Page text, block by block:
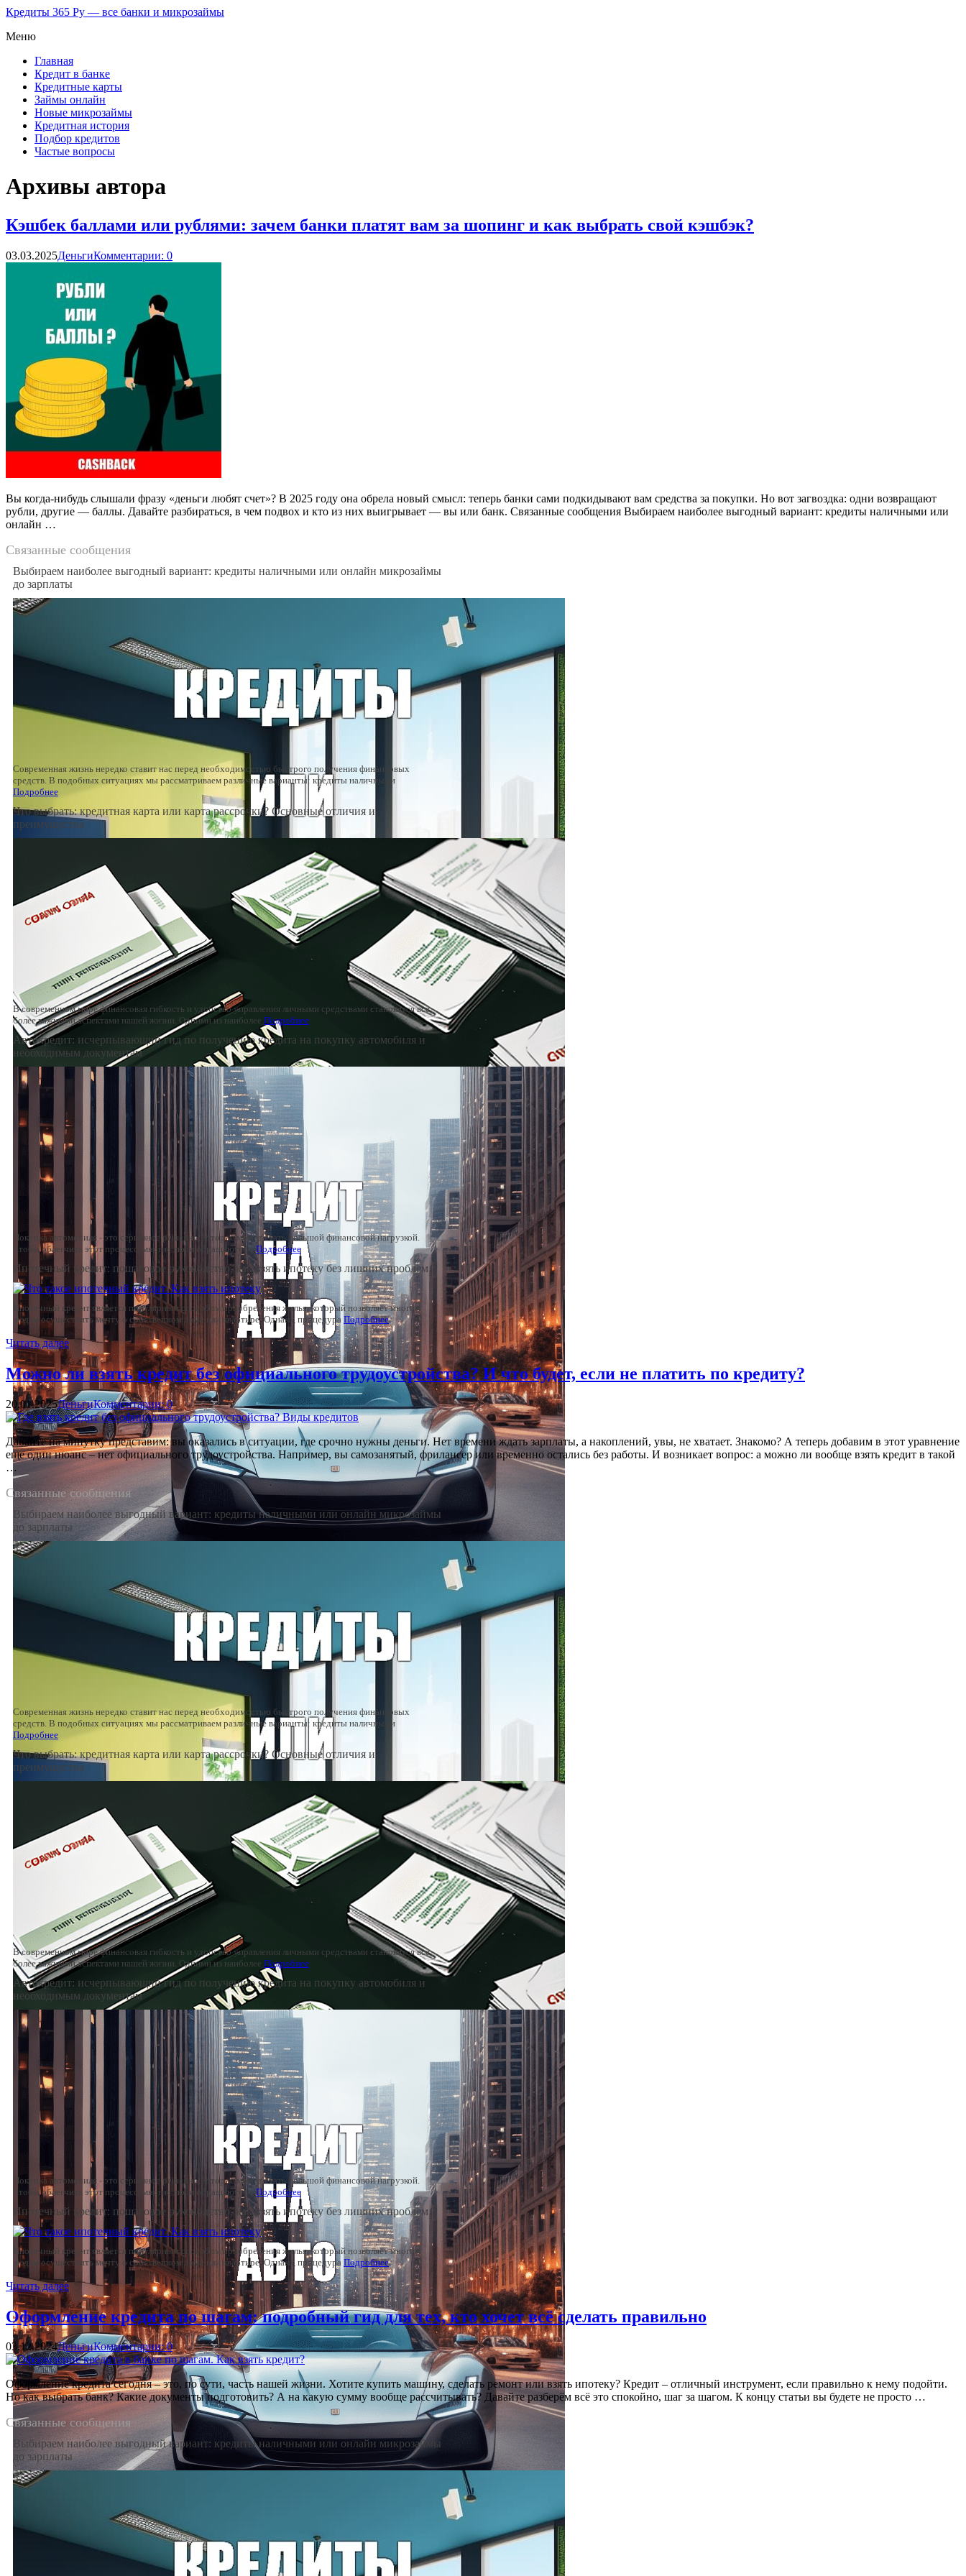
Кредиты 365 Ру — все банки и микрозаймы
Меню
Главная
Кредит в банке
Кредитные карты
Займы онлайн
Новые микрозаймы
Кредитная история
Подбор кредитов
Частые вопросы
Архивы автора
Кэшбек баллами или рублями: зачем банки платят вам за шопинг и как выбрать свой кэшбэк?
03.03.2025ДеньгиКомментарии: 0
Вы когда-нибудь слышали фразу «деньги любят счет»? В 2025 году она обрела новый смысл: теперь банки сами подкидывают вам средства за покупки. Но вот загвоздка: одни возвращают
рубли, другие — баллы. Давайте разбираться, в чем подвох и кто из них выигрывает — вы или банк. Связанные сообщения Выбираем наиболее выгодный вариант: кредиты наличными или
онлайн …
Связанные сообщения
Выбираем наиболее выгодный вариант: кредиты наличными или онлайн микрозаймы
до зарплаты
Современная жизнь нередко ставит нас перед необходимостью быстрого получения финансовых
средств. В подобных ситуациях мы рассматриваем различные варианты: кредиты наличными
Подробнее
Что выбрать: кредитная карта или карта рассрочки? Основные отличия и
преимущества
В современном мире финансовая гибкость и удобство управления личными средствами становятся все
более важными аспектами нашей жизни. Одними из наиболее Подробнее
Автокредит: исчерпывающий гид по получению кредита на покупку автомобиля и
необходимым документам
Покупка автомобиля - это серьезное решение, которое может стать большой финансовой нагрузкой.
Чтобы облегчить этот процесс, многие люди обращаются кПодробнее
Ипотечный кредит: пошаговое руководство, как взять ипотеку без лишних проблем
Ипотечный кредит является популярным способом приобретения жилья, который позволяет многим
людям осуществить мечту о собственном доме или квартире. Однако, процедура Подробнее
Читать далее
Можно ли взять кредит без официального трудоустройства? И что будет, если не платить по кредиту?
20.01.2025ДеньгиКомментарии: 0
Давайте на минутку представим: вы оказались в ситуации, где срочно нужны деньги. Нет времени ждать зарплаты, а накоплений, увы, не хватает. Знакомо? А теперь добавим в этот уравнение
еще один нюанс – нет официального трудоустройства. Например, вы самозанятый, фрилансер или временно остались без работы. И возникает вопрос: а можно ли вообще взять кредит в такой
…
Связанные сообщения
Выбираем наиболее выгодный вариант: кредиты наличными или онлайн микрозаймы
до зарплаты
Современная жизнь нередко ставит нас перед необходимостью быстрого получения финансовых
средств. В подобных ситуациях мы рассматриваем различные варианты: кредиты наличными
Подробнее
Что выбрать: кредитная карта или карта рассрочки? Основные отличия и
преимущества
В современном мире финансовая гибкость и удобство управления личными средствами становятся все
более важными аспектами нашей жизни. Одними из наиболее Подробнее
Автокредит: исчерпывающий гид по получению кредита на покупку автомобиля и
необходимым документам
Покупка автомобиля - это серьезное решение, которое может стать большой финансовой нагрузкой.
Чтобы облегчить этот процесс, многие люди обращаются кПодробнее
Ипотечный кредит: пошаговое руководство, как взять ипотеку без лишних проблем
Ипотечный кредит является популярным способом приобретения жилья, который позволяет многим
людям осуществить мечту о собственном доме или квартире. Однако, процедура Подробнее
Читать далее
Оформление кредита по шагам: подробный гид для тех, кто хочет всё сделать правильно
03.12.2024ДеньгиКомментарии: 0
Оформление кредита сегодня – это, по сути, часть нашей жизни. Хотите купить машину, сделать ремонт или взять ипотеку? Кредит – отличный инструмент, если правильно к нему подойти.
Но как выбрать банк? Какие документы подготовить? А на какую сумму вообще рассчитывать? Давайте разберём всё это спокойно, шаг за шагом. К концу статьи вы будете не просто …
Связанные сообщения
Выбираем наиболее выгодный вариант: кредиты наличными или онлайн микрозаймы
до зарплаты